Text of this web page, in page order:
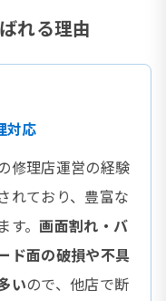
れる理由
対応
修理店運営の経験
れており、豊富な
す。画面割れ・バ
ド面の破損や不具
いので、他店で断